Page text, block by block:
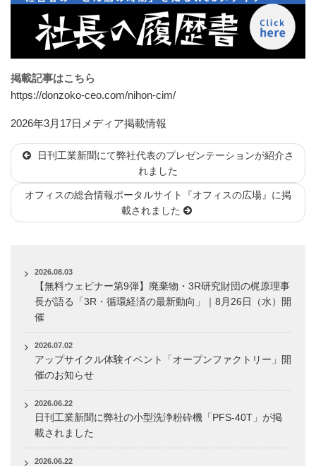
掲載記事はこちら
https://donzoko-ceo.com/nihon-cim/
投
日:
2026年3月17日 カ
ゴ
ー
メディア掲載情報
日刊工業新聞にて弊社代表のプレゼンテーションが紹介さ
れました
オフィスの総合情報ポータルサイト『オフィスの広場』に掲
載されました
2026.08.03
【無料ウェビナー第9弾】廃棄物・3R研究財団の梶原理事
長が語る「3R・循環経済の最新動向」｜8月26日（水）開
催
2026.07.02
アップサイクル体験イベント「オープンファクトリー」開
催のお知らせ
2026.06.22
日刊工業新聞に弊社の小型洗浄粉砕機「PFS-40T」が掲
載されました
2026.06.22